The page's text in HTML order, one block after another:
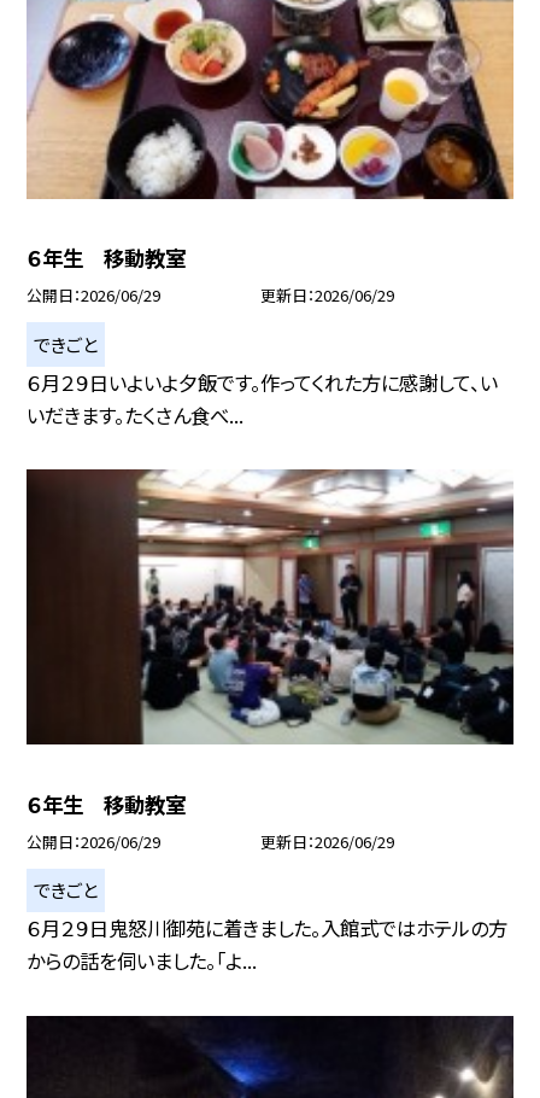
６年生 移動教室
公開日 2026/06/29 更新日 2026/06/29
できごと
６月２９日いよいよ夕飯です。作ってくれた方に感謝して、い
いだきます。たくさん食べ...
６年生 移動教室
公開日 2026/06/29 更新日 2026/06/29
できごと
６月２９日鬼怒川御苑に着きました。入館式ではホテルの方
からの話を伺いました。「よ...